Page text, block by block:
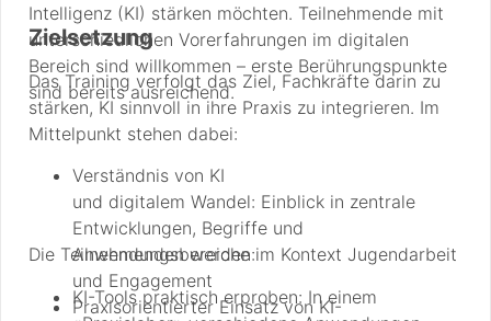
Intelligenz (KI) stärken möchten. Teilnehmende mit
unterschiedlichen Vorerfahrungen im digitalen
Bereich sind willkommen – erste Berührungspunkte
sind bereits ausreichend.
Zielsetzung
Das Training verfolgt das Ziel, Fachkräfte darin zu
stärken, KI sinnvoll in ihre Praxis zu integrieren. Im
Mittelpunkt stehen dabei:
Verständnis von KI
und digitalem Wandel: Einblick in zentrale
Entwicklungen, Begriffe und
Anwendungsbereiche im Kontext Jugendarbeit
und Engagement
Praxisorientierter Einsatz von KI-
Die Teilnehmenden werden:
KI-Tools praktisch erproben: In einem